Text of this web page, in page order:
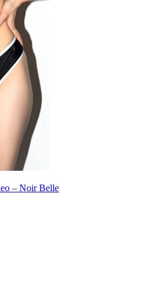
– Noir Belle